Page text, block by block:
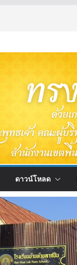
ดาวน์โหลด